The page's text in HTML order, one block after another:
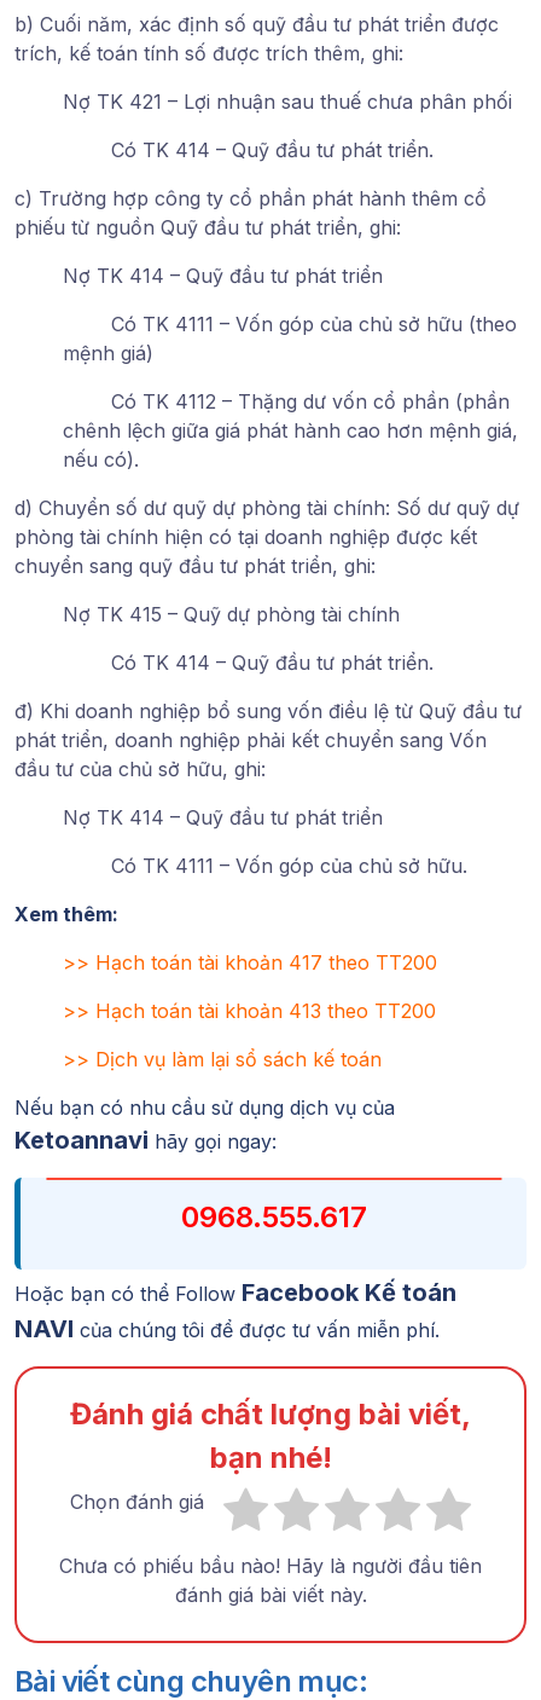
b) Cuối năm, xác định số quỹ đầu tư phát triển được
trích, kế toán tính số được trích thêm, ghi:
Nợ TK 421 – Lợi nhuận sau thuế chưa phân phối
Có TK 414 – Quỹ đầu tư phát triển.
c) Trường hợp công ty cổ phần phát hành thêm cổ
phiếu từ nguồn Quỹ đầu tư phát triển, ghi:
Nợ TK 414 – Quỹ đầu tư phát triển
Có TK 4111 – Vốn góp của chủ sở hữu (theo
mệnh giá)
Có TK 4112 – Thặng dư vốn cổ phần (phần
chênh lệch giữa giá phát hành cao hơn mệnh giá,
nếu có).
d) Chuyển số dư quỹ dự phòng tài chính: Số dư quỹ dự
phòng tài chính hiện có tại doanh nghiệp được kết
chuyển sang quỹ đầu tư phát triển, ghi:
Nợ TK 415 – Quỹ dự phòng tài chính
Có TK 414 – Quỹ đầu tư phát triển.
đ) Khi doanh nghiệp bổ sung vốn điều lệ từ Quỹ đầu tư
phát triển, doanh nghiệp phải kết chuyển sang Vốn
đầu tư của chủ sở hữu, ghi:
Nợ TK 414 – Quỹ đầu tư phát triển
Có TK 4111 – Vốn góp của chủ sở hữu.
Xem thêm:
>> Hạch toán tài khoản 417 theo TT200
>> Hạch toán tài khoản 413 theo TT200
>> Dịch vụ làm lại sổ sách kế toán
Nếu bạn có nhu cầu sử dụng dịch vụ của
Ketoannavi hãy gọi ngay:
0968.555.617
Hoặc bạn có thể Follow Facebook Kế toán
NAVI của chúng tôi để được tư vấn miễn phí.
Đánh giá chất lượng bài viết,
bạn nhé!
Chọn đánh giá
Chưa có phiếu bầu nào! Hãy là người đầu tiên
đánh giá bài viết này.
Bài viết cùng chuyên mục: